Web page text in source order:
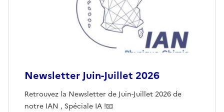
Newsletter Juin-Juillet 2026
Retrouvez la Newsletter de Juin-Juillet 2026 de
notre IAN , Spéciale IA !📧